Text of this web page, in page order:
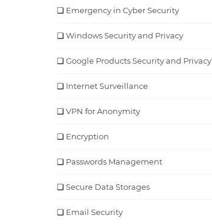
Emergency in Cyber Security
Windows Security and Privacy
Google Products Security and Privacy
Internet Surveillance
VPN for Anonymity
Encryption
Passwords Management
Secure Data Storages
Email Security